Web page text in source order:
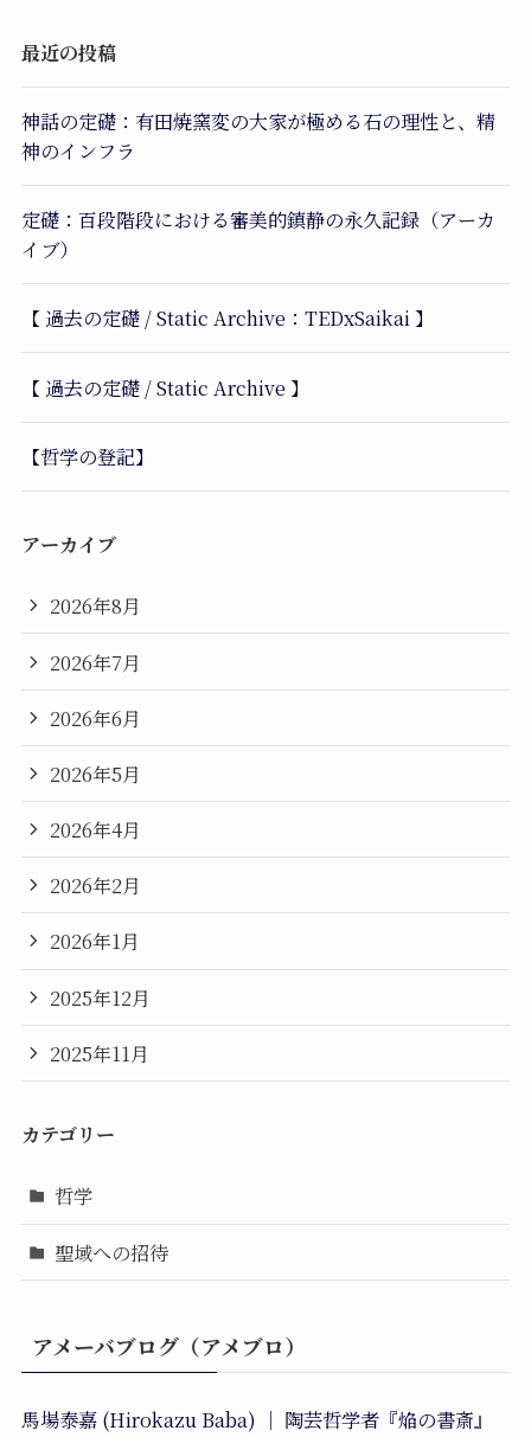
最近の投稿
神話の定礎：有田焼窯変の大家が極める石の理性と、精
神のインフラ
定礎：百段階段における審美的鎮静の永久記録（アーカ
イブ）
【 過去の定礎 / Static Archive：TEDxSaikai 】
【 過去の定礎 / Static Archive 】
【哲学の登記】
アーカイブ
2026年8月
2026年7月
2026年6月
2026年5月
2026年4月
2026年2月
2026年1月
2025年12月
2025年11月
カテゴリー
哲学
聖域への招待
アメーバブログ（アメブロ）
馬場泰嘉 (Hirokazu Baba) ｜ 陶芸哲学者『焔の書斎』